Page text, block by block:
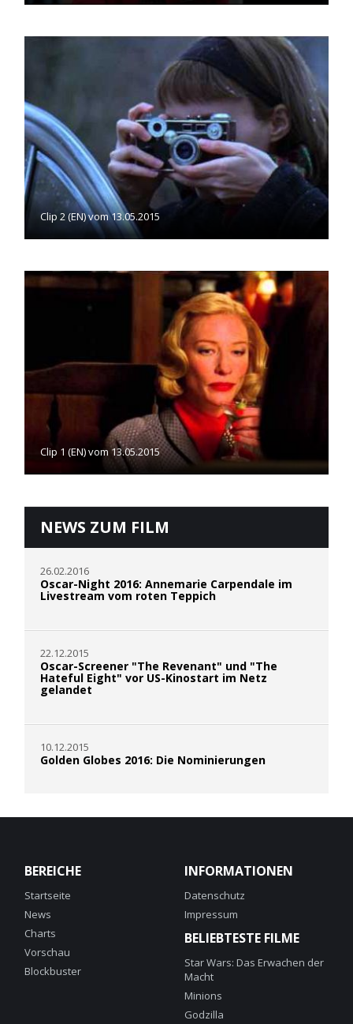
Clip 2 (EN) vom 13.05.2015
Clip 1 (EN) vom 13.05.2015
NEWS ZUM FILM
26.02.2016
Oscar-Night 2016: Annemarie Carpendale im
Livestream vom roten Teppich
22.12.2015
Oscar-Screener "The Revenant" und "The
Hateful Eight" vor US-Kinostart im Netz
gelandet
10.12.2015
Golden Globes 2016: Die Nominierungen
BEREICHE
Startseite
News
Charts
Vorschau
Blockbuster
INFORMATIONEN
Datenschutz
Impressum
BELIEBTESTE FILME
Star Wars: Das Erwachen der
Macht
Minions
Godzilla